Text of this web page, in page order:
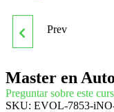
Prev
Master en
Preguntar sobre este
SKU: EVOL-7853-